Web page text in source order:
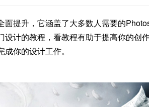
提升，它涵盖了大多数人需要的
设计的教程，看教程有助于提高你的创
你的设计工作。